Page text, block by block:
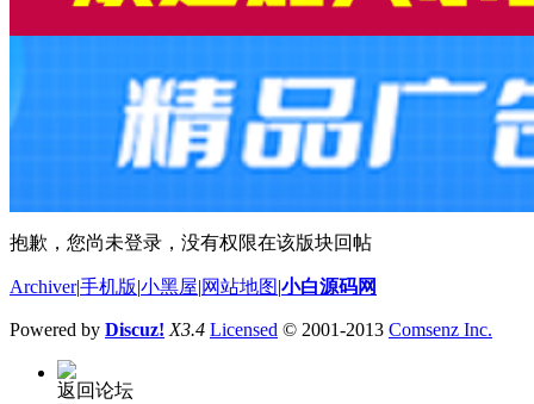
抱歉，您尚未登录，没有权限在该版块回帖
Archiver|手机版 小黑屋 网站地图 小白源码网
Powered by Discuz! X3.4 Licensed © 2001-2013 Comsenz Inc.
返回论坛